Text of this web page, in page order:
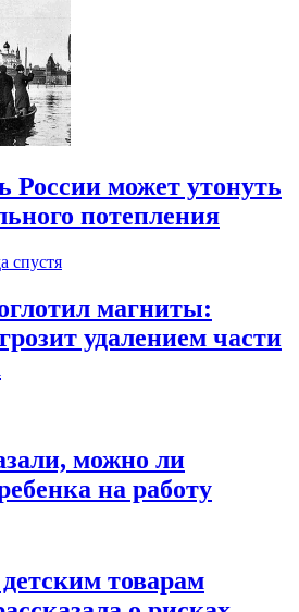
России может утонуть
потепления
спустя
магниты:
удалением части
можно ли
на работу
товарам